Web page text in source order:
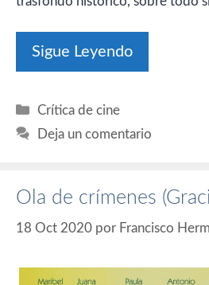
Sigue Leyendo
Categorías
Crítica de cine
Deja un comentario
Ola de crímenes
18 Oct 2020 por Francisco